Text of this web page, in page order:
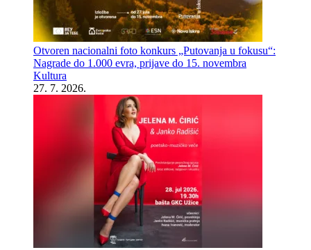
Otvoren nacionalni foto konkurs „Putovanja u fokusu“:
Nagrade do 1.000 evra, prijave do 15. novembra
Kultura
27. 7. 2026.